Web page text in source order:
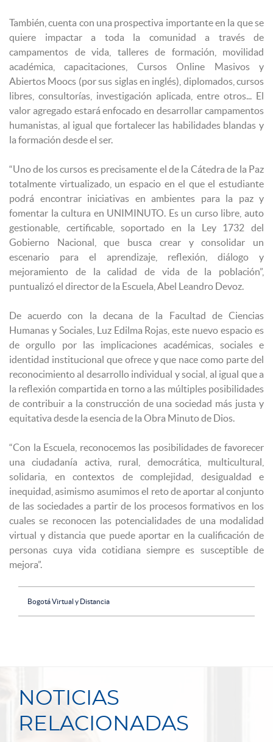
También, cuenta con una prospectiva importante en la que se
quiere impactar a toda la comunidad a través de
campamentos de vida, talleres de formación, movilidad
académica, capacitaciones, Cursos Online Masivos y
Abiertos Moocs (por sus siglas en inglés), diplomados, cursos
libres, consultorías, investigación aplicada, entre otros... El
valor agregado estará enfocado en desarrollar campamentos
humanistas, al igual que fortalecer las habilidades blandas y
la formación desde el ser.
“Uno de los cursos es precisamente el de la Cátedra de la Paz
totalmente virtualizado, un espacio en el que el estudiante
podrá encontrar iniciativas en ambientes para la paz y
fomentar la cultura en UNIMINUTO. Es un curso libre, auto
gestionable, certificable, soportado en la Ley 1732 del
Gobierno Nacional, que busca crear y consolidar un
escenario para el aprendizaje, reflexión, diálogo y
mejoramiento de la calidad de vida de la población”,
puntualizó el director de la Escuela, Abel Leandro Devoz.
De acuerdo con la decana de la Facultad de Ciencias
Humanas y Sociales, Luz Edilma Rojas, este nuevo espacio es
de orgullo por las implicaciones académicas, sociales e
identidad institucional que ofrece y que nace como parte del
reconocimiento al desarrollo individual y social, al igual que a
la reflexión compartida en torno a las múltiples posibilidades
de contribuir a la construcción de una sociedad más justa y
equitativa desde la esencia de la Obra Minuto de Dios.
“Con la Escuela, reconocemos las posibilidades de favorecer
una ciudadanía activa, rural, democrática, multicultural,
solidaria, en contextos de complejidad, desigualdad e
inequidad, asimismo asumimos el reto de aportar al conjunto
de las sociedades a partir de los procesos formativos en los
cuales se reconocen las potencialidades de una modalidad
virtual y distancia que puede aportar en la cualificación de
personas cuya vida cotidiana siempre es susceptible de
mejora”.
Bogotá Virtual y Distancia
NOTICIAS
RELACIONADAS